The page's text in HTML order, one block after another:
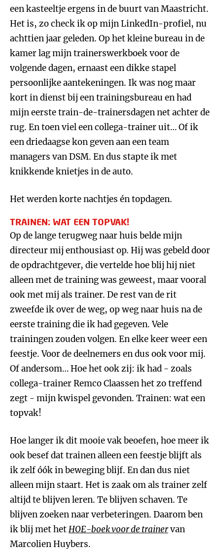
een kasteeltje ergens in de buurt van Maastricht.
Het is, zo check ik op mijn LinkedIn-profiel, nu
achttien jaar geleden. Op het kleine bureau in de
kamer lag mijn trainerswerkboek voor de
volgende dagen, ernaast een dikke stapel
persoonlijke aantekeningen. Ik was nog maar
kort in dienst bij een trainingsbureau en had
mijn eerste train-de-trainersdagen net achter de
rug. En toen viel een collega-trainer uit… Of ik
een driedaagse kon geven aan een team
managers van DSM. En dus stapte ik met
knikkende knietjes in de auto.
Het werden korte nachtjes én topdagen.
TRAINEN: WAT EEN TOPVAK!
Op de lange terugweg naar huis belde mijn
directeur mij enthousiast op. Hij was gebeld door
de opdrachtgever, die vertelde hoe blij hij niet
alleen met de training was geweest, maar vooral
ook met mij als trainer. De rest van de rit
zweefde ik over de weg, op weg naar huis na de
eerste training die ik had gegeven. Vele
trainingen zouden volgen. En elke keer weer een
feestje. Voor de deelnemers en dus ook voor mij.
Of andersom… Hoe het ook zij: ik had - zoals
collega-trainer Remco Claassen het zo treffend
zegt - mijn kwispel gevonden. Trainen: wat een
topvak!
Hoe langer ik dit mooie vak beoefen, hoe meer ik
ook besef dat trainen alleen een feestje blijft als
ik zelf óók in beweging blijf. En dan dus niet
alleen mijn staart. Het is zaak om als trainer zelf
altijd te blijven leren. Te blijven schaven. Te
blijven zoeken naar verbeteringen. Daarom ben
ik blij met hetHOE-boek voor de trainervan
Marcolien Huybers.